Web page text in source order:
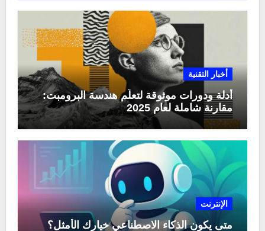
أخبار التقنية
أدلة ودورات موثوقة لتعلّم هندسة البرومبت:
مقارنة شاملة لعام 2025
الإنترنت
متى يكون الذكاء الاصطناعي خيارك الأمثل؟